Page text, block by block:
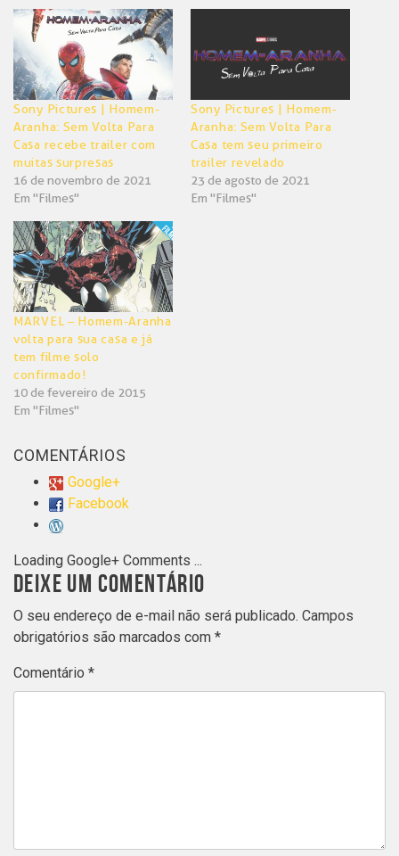
em
nova
janela)
em
nova
janela)
Sony Pictures | Homem-
Aranha: Sem Volta Para
Casa recebe trailer com
muitas surpresas
16 de novembro de 2021
Em "Filmes"
Sony Pictures | Homem-
Aranha: Sem Volta Para
Casa tem seu primeiro
trailer revelado
23 de agosto de 2021
Em "Filmes"
MARVEL – Homem-Aranha
volta para sua casa e já
tem filme solo
confirmado!
10 de fevereiro de 2015
Em "Filmes"
COMENTÁRIOS
Google+
Facebook
Loading Google+ Comments ...
DEIXE UM COMENTÁRIO
O seu endereço de e-mail não será publicado. Campos
obrigatórios são marcados com *
Comentário *